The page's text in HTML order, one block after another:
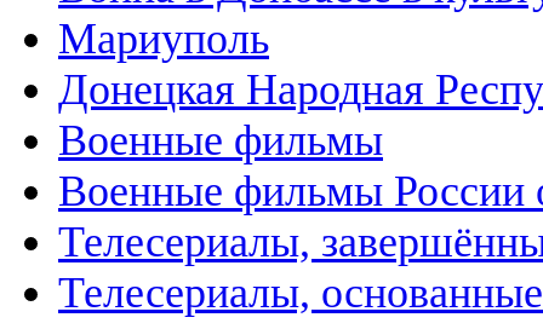
Мариуполь
Донецкая Народная
Военные фильмы
Военные фильмы
Телесериалы,
Телесериалы,